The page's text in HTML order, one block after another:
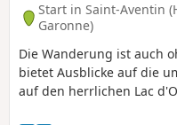
Start in Saint-Aventin
Garonne)
Die Wanderung ist auch
bietet Ausblicke auf die
auf den herrlichen Lac